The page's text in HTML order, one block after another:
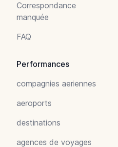
Correspondance
manquée
FAQ
Performances
compagnies aeriennes
aeroports
destinations
agences de voyages